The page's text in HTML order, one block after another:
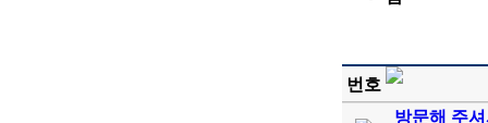
번호
방문해 주